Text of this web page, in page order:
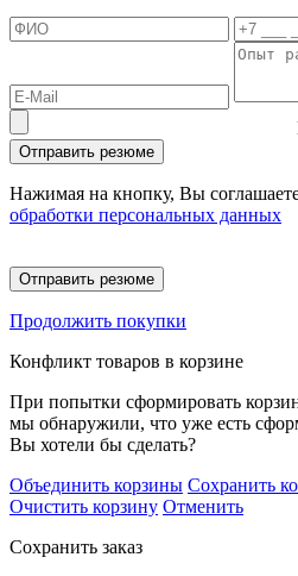
Отправить резюме
Нажимая на кнопку, Вы
обработки персональных данных
Отправить резюме
Продолжить покупки
Конфликт товаров в корзине
При попытки сформировать
мы обнаружили, что уже есть
Вы хотели бы сделать?
Объединить корзины Сохранить
Очистить корзину Отменить
Сохранить заказ